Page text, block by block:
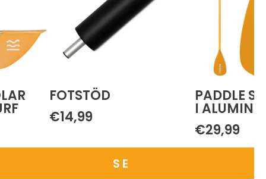
FOTSTÖD
€14,99
SE
PADDLE
I
€29,99